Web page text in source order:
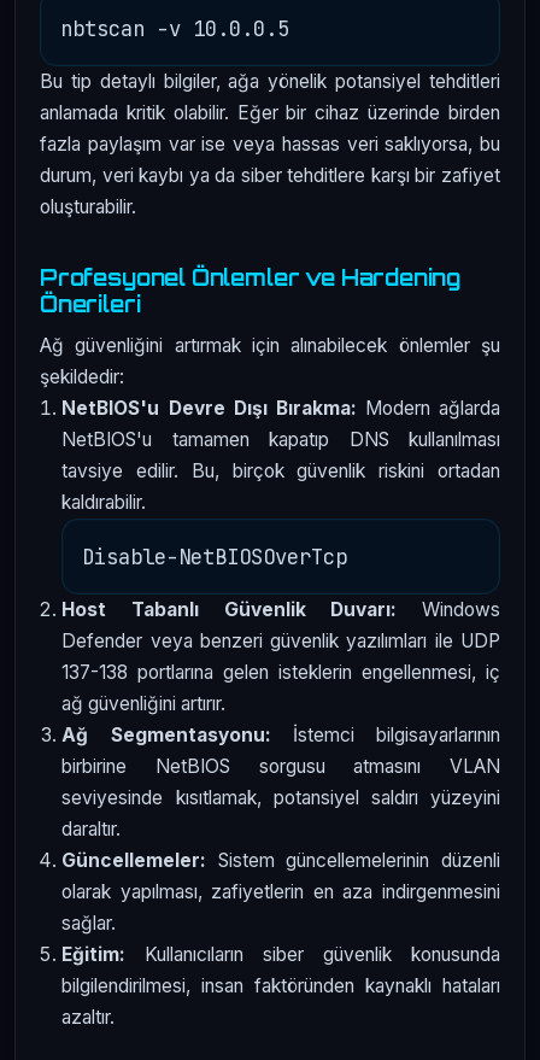
Bu tip detaylı bilgiler, ağa yönelik potansiyel tehditleri
anlamada kritik olabilir. Eğer bir cihaz üzerinde birden
fazla paylaşım var ise veya hassas veri saklıyorsa, bu
durum, veri kaybı ya da siber tehditlere karşı bir zafiyet
oluşturabilir.
Profesyonel Önlemler ve Hardening
Önerileri
Ağ güvenliğini artırmak için alınabilecek önlemler şu
şekildedir:
NetBIOS'u Devre Dışı Bırakma: Modern ağlarda
NetBIOS'u tamamen kapatıp DNS kullanılması
tavsiye edilir. Bu, birçok güvenlik riskini ortadan
kaldırabilir.
Host Tabanlı Güvenlik Duvarı: Windows
Defender veya benzeri güvenlik yazılımları ile UDP
137-138 portlarına gelen isteklerin engellenmesi, iç
ağ güvenliğini artırır.
Ağ Segmentasyonu: İstemci bilgisayarlarının
birbirine NetBIOS sorgusu atmasını VLAN
seviyesinde kısıtlamak, potansiyel saldırı yüzeyini
daraltır.
Güncellemeler: Sistem güncellemelerinin düzenli
olarak yapılması, zafiyetlerin en aza indirgenmesini
sağlar.
Eğitim: Kullanıcıların siber güvenlik konusunda
bilgilendirilmesi, insan faktöründen kaynaklı hataları
azaltır.